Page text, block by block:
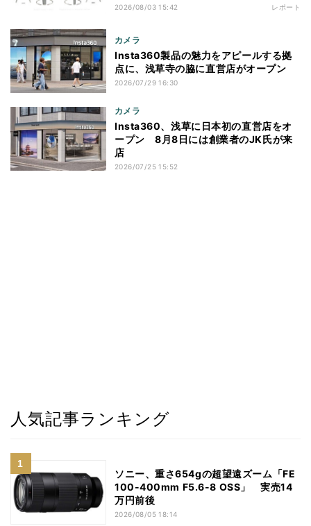
2026/08/03 15:42 レポート
カメラ
Insta360製品の魅力をアピールする拠
点に、浅草寺の脇に直営店がオープン
2026/07/29 16:30
カメラ
Insta360、浅草に日本初の直営店をオ
ープン 8月8日には創業者のJK氏が来
店
2026/07/25 15:52
人気記事ランキング
ソニー、重さ654gの超望遠ズーム「FE
100-400mm F5.6-8 OSS」 実売14
万円前後
2026/08/05 18:14